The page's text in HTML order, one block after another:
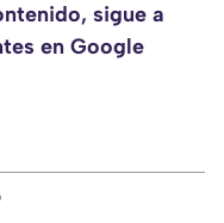
sigue a
en Google